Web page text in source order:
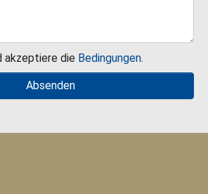
akzeptiere die Bedingungen.